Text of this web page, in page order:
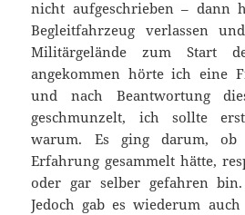
nicht aufgeschrieben – dann
Begleitfahrzeug verlassen
Militärgelände zum Start
angekommen hörte ich eine
und nach Beantwortung
geschmunzelt, ich sollte
warum. Es ging darum, ob
Erfahrung gesammelt hätte,
oder gar selber gefahren
Jedoch gab es wiederum